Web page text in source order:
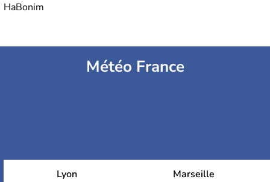
HaBonim
Météo France
Lyon Marseille